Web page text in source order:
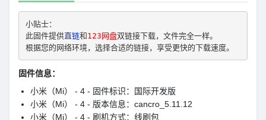
小贴士：
此固件提供直链和123网盘双链接下载，文件完全一样。
根据您的网络环境，选择合适的链接，享受更快的下载速度。
固件信息：
小米（Mi） - 4 - 固件标识：国际开发版
小米（Mi） - 4 - 版本信息：cancro_5.11.12
小米（Mi） - 4 - 刷机方式：线刷包